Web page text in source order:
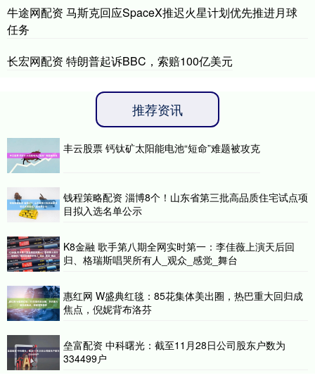
牛途网配资 马斯克回应SpaceX推迟火星计划优先推进月球
任务
长宏网配资 特朗普起诉BBC，索赔100亿美元
推荐资讯
丰云股票 钙钛矿太阳能电池“短命”难题被攻克
钱程策略配资 淄博8个！山东省第三批高品质住宅试点项
目拟入选名单公示
K8金融 歌手第八期全网实时第一：李佳薇上演天后回
归、格瑞斯唱哭所有人_观众_感觉_舞台
惠红网 W盛典红毯：85花集体美出圈，热巴重大回归成
焦点，倪妮背布洛芬
垒富配资 中科曙光：截至11月28日公司股东户数为
334499户